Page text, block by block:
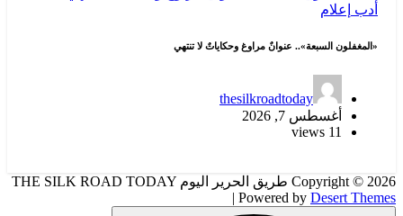
أدب إعلام
«المغفلون السبعة».. عنوانٌ مراوغ وحكاياتٌ لا تنتهي
thesilkroadtoday
أغسطس 7, 2026
11 views
Copyright © 2026 طريق الحرير اليوم THE SILK ROAD TODAY
| Powered by Desert Themes